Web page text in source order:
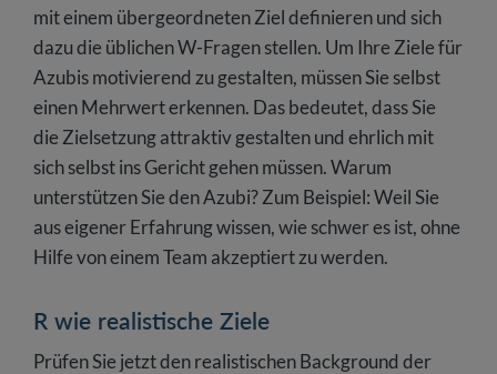
mit einem übergeordneten Ziel definieren und sich
dazu die üblichen W-Fragen stellen. Um Ihre Ziele für
Azubis motivierend zu gestalten, müssen Sie selbst
einen Mehrwert erkennen. Das bedeutet, dass Sie
die Zielsetzung attraktiv gestalten und ehrlich mit
sich selbst ins Gericht gehen müssen. Warum
unterstützen Sie den Azubi? Zum Beispiel: Weil Sie
aus eigener Erfahrung wissen, wie schwer es ist, ohne
Hilfe von einem Team akzeptiert zu werden.
R wie realistische Ziele
Prüfen Sie jetzt den realistischen Background der